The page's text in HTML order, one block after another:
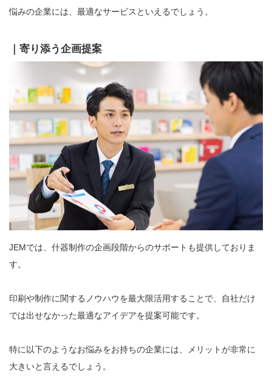
悩みの企業には、最適なサービスといえるでしょう。
｜寄り添う企画提案
JEMでは、什器制作の企画段階からのサポートも提供しておりま
す。
印刷や制作に関するノウハウを最大限活用することで、自社だけ
では出せなかった最適なアイデアを提案可能です。
特に以下のようなお悩みをお持ちの企業には、メリットが非常に
大きいと言えるでしょう。